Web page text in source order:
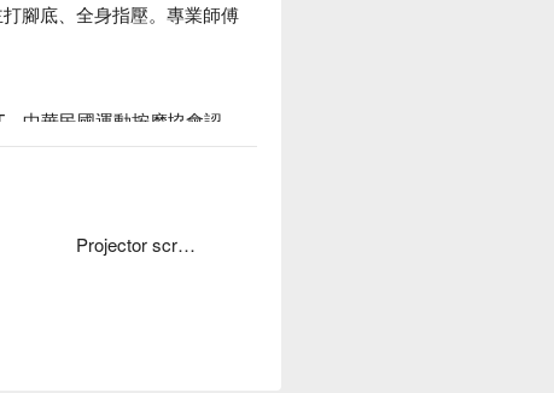
腳底、全身指壓。專業師傅
中華民國運動按摩協會認
的每一條筋絡，用適當的手勁
貼！按摩師傅都有多年經驗，
貓人士無法抗拒！
Projector screen